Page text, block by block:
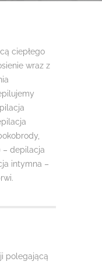
ciepłego
wraz z
– depilacja
intymna –
polegającą